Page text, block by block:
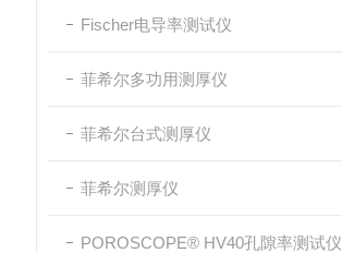
Fischer电导率测试仪
菲希尔多功用测厚仪
菲希尔台式测厚仪
菲希尔测厚仪
POROSCOPE® HV40孔隙率测试仪